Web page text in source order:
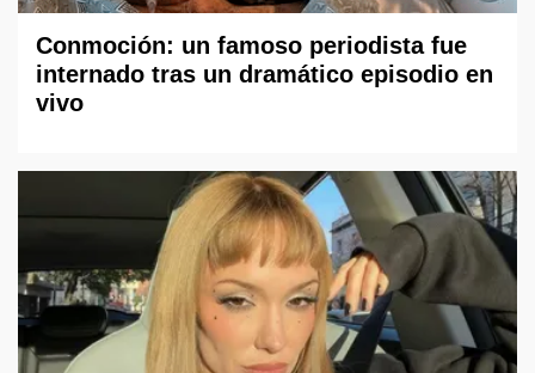
Conmoción: un famoso periodista fue
internado tras un dramático episodio en
vivo